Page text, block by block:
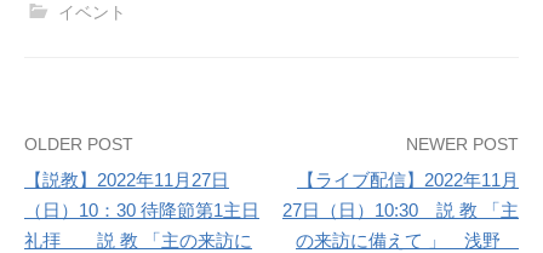
イベント
Post
navigation
OLDER POST
【説教】2022年11月27日
（日）10：30 待降節第1主日
礼拝 説 教 「主の来訪に
NEWER POST
【ライブ配信】2022年11月
27日（日）10:30 説 教 「主
の来訪に備えて 」 浅野